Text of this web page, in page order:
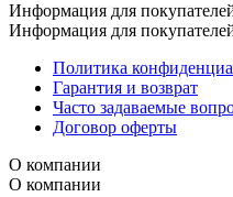
Информация для
Информация для
Политика
Гарантия и возврат
Часто задаваемые
Договор оферты
О компании
О компании